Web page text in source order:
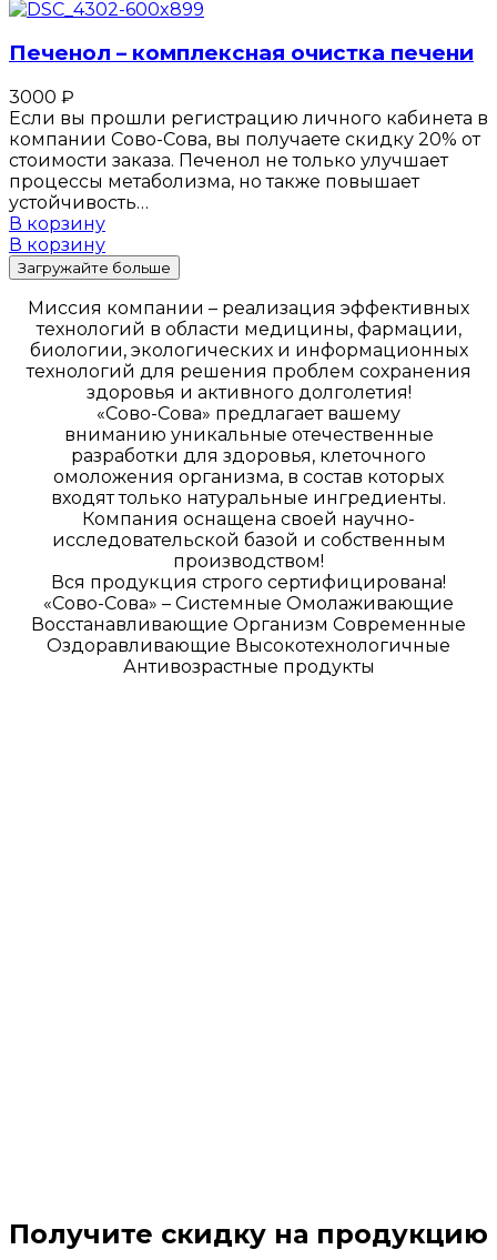
Печенол – комплексная очистка печени
3000 ₽
Если вы прошли регистрацию личного кабинета в
компании Сово-Сова, вы получаете скидку 20% от
стоимости заказа. Печенол не только улучшает
процессы метаболизма, но также повышает
устойчивость…
В корзину
В корзину
Загружайте больше
Миссия компании – реализация эффективных
технологий в области медицины, фармации,
биологии, экологических и информационных
технологий для решения проблем сохранения
здоровья и активного долголетия!
«Сово-Сова» предлагает вашему
вниманию уникальные отечественные
разработки для здоровья, клеточного
омоложения организма, в состав которых
входят только натуральные ингредиенты.
Компания оснащена своей научно-
исследовательской базой и собственным
производством!
Вся продукция строго сертифицирована!
«Сово-Сова» – Системные Омолаживающие
Восстанавливающие Организм Современные
Оздоравливающие Высокотехнологичные
Антивозрастные продукты
Получите скидку на продукцию